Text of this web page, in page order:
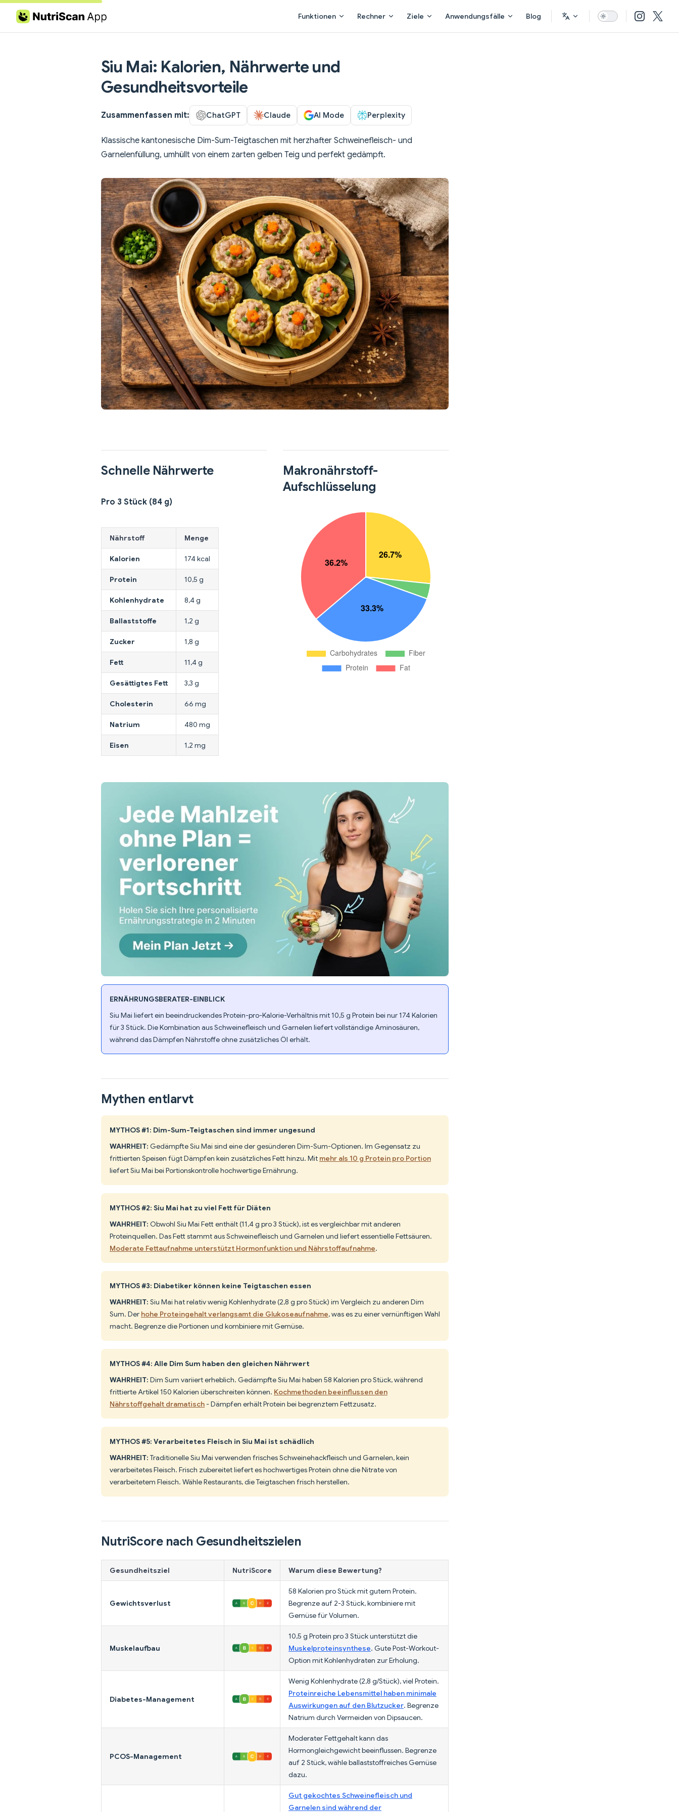
Skip to content Funktionen Rechner Ziele Anwendungsfälle Blog
Siu Mai: Kalorien, Nährwerte und
Gesundheitsvorteile
Zusammenfassen mit: ChatGPT Claude AI Mode Perplexity
Klassische kantonesische Dim-Sum-Teigtaschen mit herzhafter Schweinefleisch- und
Garnelenfüllung, umhüllt von einem zarten gelben Teig und perfekt gedämpft.
Schnelle Nährwerte
Pro 3 Stück (84 g)
Nährstoff Menge
Kalorien 174 kcal
Protein 10,5 g
Kohlenhydrate 8,4 g
Ballaststoffe 1,2 g
Zucker 1,8 g
Fett 11,4 g
Gesättigtes Fett 3,3 g
Cholesterin 66 mg
Natrium 480 mg
Eisen 1,2 mg
Makronährstoff-
Aufschlüsselung
ERNÄHRUNGSBERATER-EINBLICK
Siu Mai liefert ein beeindruckendes Protein-pro-Kalorie-Verhältnis mit 10,5 g Protein bei nur 174 Kalorien
für 3 Stück. Die Kombination aus Schweinefleisch und Garnelen liefert vollständige Aminosäuren,
während das Dämpfen Nährstoffe ohne zusätzliches Öl erhält.
Mythen entlarvt
MYTHOS #1: Dim-Sum-Teigtaschen sind immer ungesund
WAHRHEIT: Gedämpfte Siu Mai sind eine der gesünderen Dim-Sum-Optionen. Im Gegensatz zu
frittierten Speisen fügt Dämpfen kein zusätzliches Fett hinzu. Mit mehr als 10 g Protein pro Portion
liefert Siu Mai bei Portionskontrolle hochwertige Ernährung.
MYTHOS #2: Siu Mai hat zu viel Fett für Diäten
WAHRHEIT: Obwohl Siu Mai Fett enthält (11,4 g pro 3 Stück), ist es vergleichbar mit anderen
Proteinquellen. Das Fett stammt aus Schweinefleisch und Garnelen und liefert essentielle Fettsäuren.
Moderate Fettaufnahme unterstützt Hormonfunktion und Nährstoffaufnahme.
MYTHOS #3: Diabetiker können keine Teigtaschen essen
WAHRHEIT: Siu Mai hat relativ wenig Kohlenhydrate (2,8 g pro Stück) im Vergleich zu anderen Dim
Sum. Der hohe Proteingehalt verlangsamt die Glukoseaufnahme, was es zu einer vernünftigen Wahl
macht. Begrenze die Portionen und kombiniere mit Gemüse.
MYTHOS #4: Alle Dim Sum haben den gleichen Nährwert
WAHRHEIT: Dim Sum variiert erheblich. Gedämpfte Siu Mai haben 58 Kalorien pro Stück, während
frittierte Artikel 150 Kalorien überschreiten können. Kochmethoden beeinflussen den
Nährstoffgehalt dramatisch- Dämpfen erhält Protein bei begrenztem Fettzusatz.
MYTHOS #5: Verarbeitetes Fleisch in Siu Mai ist schädlich
WAHRHEIT: Traditionelle Siu Mai verwenden frisches Schweinehackfleisch und Garnelen, kein
verarbeitetes Fleisch. Frisch zubereitet liefert es hochwertiges Protein ohne die Nitrate von
verarbeitetem Fleisch. Wähle Restaurants, die Teigtaschen frisch herstellen.
NutriScore nach Gesundheitszielen
Gesundheitsziel NutriScore Warum diese Bewertung?
Gewichtsverlust
58 Kalorien pro Stück mit gutem Protein.
Begrenze auf 2-3 Stück, kombiniere mit
Gemüse für Volumen.
Muskelaufbau
10,5 g Protein pro 3 Stück unterstützt die
Muskelproteinsynthese. Gute Post-Workout-
Option mit Kohlenhydraten zur Erholung.
Diabetes-Management
Wenig Kohlenhydrate (2,8 g/Stück), viel Protein.
Proteinreiche Lebensmittel haben minimale
Auswirkungen auf den Blutzucker. Begrenze
Natrium durch Vermeiden von Dipsaucen.
PCOS-Management
Moderater Fettgehalt kann das
Hormongleichgewicht beeinflussen. Begrenze
auf 2 Stück, wähle ballaststoffreiches Gemüse
dazu.
Gut gekochtes Schweinefleisch und
Garnelen sind während der